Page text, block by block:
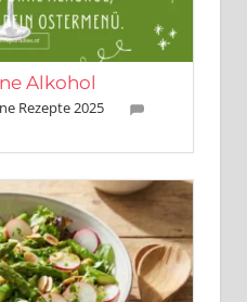
Alkohol
Rezepte 2025